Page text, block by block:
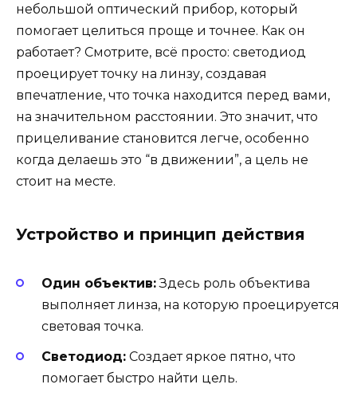
небольшой оптический прибор, который
помогает целиться проще и точнее. Как он
работает? Смотрите, всё просто: светодиод
проецирует точку на линзу, создавая
впечатление, что точка находится перед вами,
на значительном расстоянии. Это значит, что
прицеливание становится легче, особенно
когда делаешь это “в движении”, а цель не
стоит на месте.
Устройство и принцип действия
Один объектив:Здесь роль объектива
выполняет линза, на которую проецируется
световая точка.
Светодиод: Создает яркое пятно, что
помогает быстро найти цель.